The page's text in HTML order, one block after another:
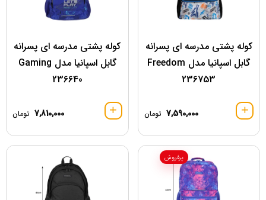
کوله پشتی مدرسه ای پسرانه
گابل اسپانیا مدل Freedom
236753
7,590,000 تومان
کوله پشتی مدرسه ای پسرانه
گابل اسپانیا مدل Gaming
236640
7,810,000 تومان
پرفروش